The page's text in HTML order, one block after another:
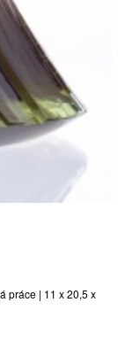
práce | 11 x 20,5 x